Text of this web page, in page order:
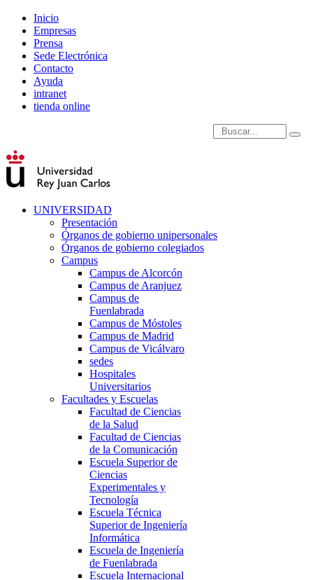
Inicio
Empresas
Prensa
Sede Electrónica
Contacto
Ayuda
intranet
tienda online
Introduce términos de
UNIVERSIDAD
Presentación
Órganos de gobierno unipersonales
Órganos de gobierno colegiados
Campus
Campus de Alcorcón
Campus de Aranjuez
Campus de
Fuenlabrada
Campus de Móstoles
Campus de Madrid
Campus de Vicálvaro
sedes
Hospitales
Universitarios
Facultades y Escuelas
Facultad de Ciencias
de la Salud
Facultad de Ciencias
de la Comunicación
Escuela Superior de
Ciencias
Experimentales y
Tecnología
Escuela Técnica
Superior de Ingeniería
Informática
Escuela de Ingeniería
de Fuenlabrada
Escuela Internacional